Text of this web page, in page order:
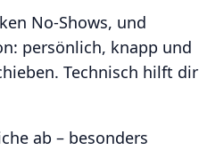
No-Shows, und
persönlich, knapp und
Technisch hilft dir
ab – besonders